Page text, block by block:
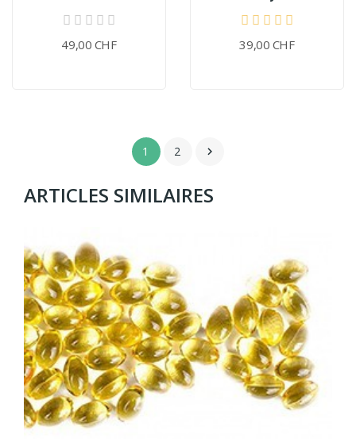
49,00 CHF 39,00 CHF
1 2 
ARTICLES SIMILAIRES